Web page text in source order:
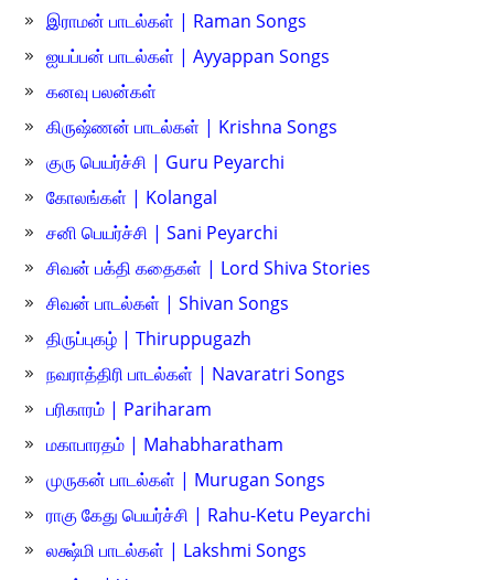
இராமன் பாடல்கள் | Raman Songs
ஐயப்பன் பாடல்கள் | Ayyappan Songs
கனவு பலன்கள்
கிருஷ்ணன் பாடல்கள் | Krishna Songs
குரு பெயர்ச்சி | Guru Peyarchi
கோலங்கள் | Kolangal
சனி பெயர்ச்சி | Sani Peyarchi
சிவன் பக்தி கதைகள் | Lord Shiva Stories
சிவன் பாடல்கள் | Shivan Songs
திருப்புகழ் | Thiruppugazh
நவராத்திரி பாடல்கள் | Navaratri Songs
பரிகாரம் | Pariharam
மகாபாரதம் | Mahabharatham
முருகன் பாடல்கள் | Murugan Songs
ராகு கேது பெயர்ச்சி | Rahu-Ketu Peyarchi
லக்ஷ்மி பாடல்கள் | Lakshmi Songs